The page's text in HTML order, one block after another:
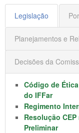
Legislação
Planejamentos e
Decisões da
Código de
do IFFar
Regimento
Resolução
Preliminar